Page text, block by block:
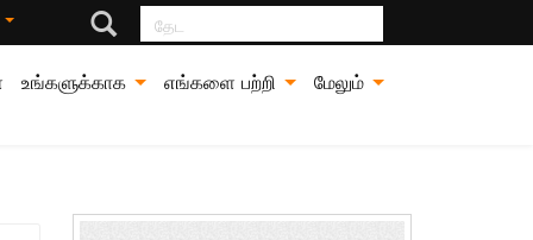
தேட
உங்களுக்காக எங்களை பற்றி மேலும்